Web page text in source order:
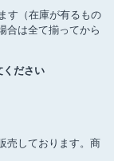
す（在庫が有るもの
合は全て揃ってから
ださい
売しております。商